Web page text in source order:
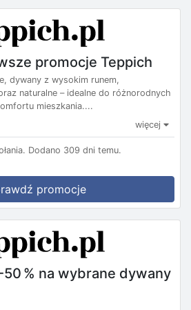
promocje Teppich
dywany z wysokim runem,
naturalne – idealne do różnorodnych
mieszkania....
więcej
Dodano 309 dni temu.
promocje
% na wybrane dywany